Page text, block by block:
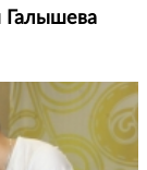
Галышева